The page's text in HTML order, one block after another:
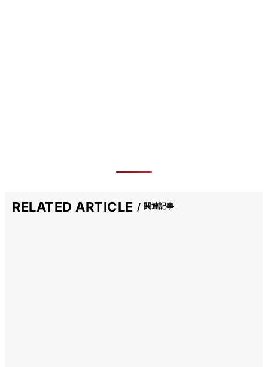
RELATED ARTICLE 関連記事